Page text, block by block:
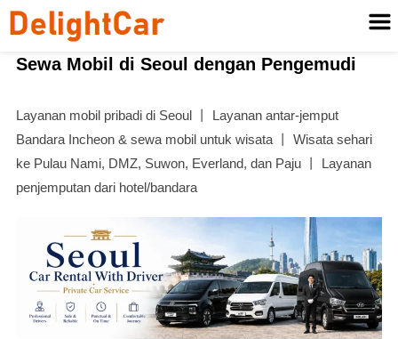
Sewa Mobil di Seoul dengan Pengemudi
Layanan mobil pribadi di Seoul 丨 Layanan antar-jemput
Bandara Incheon & sewa mobil untuk wisata 丨 Wisata sehari
ke Pulau Nami, DMZ, Suwon, Everland, dan Paju 丨 Layanan
penjemputan dari hotel/bandara